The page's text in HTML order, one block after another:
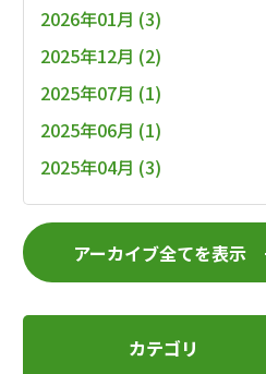
2026年01月 (3)
2025年12月 (2)
2025年07月 (1)
2025年06月 (1)
2025年04月 (3)
アーカイブ全てを表示
カテゴリ